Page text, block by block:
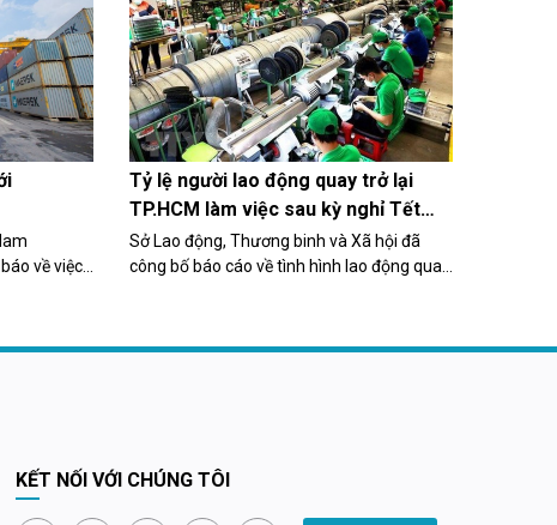
về việc
Tỷ lệ người lao động quay trở lại
TP.HCM làm việc sau kỳ nghỉ Tết
đạt 97%
Sở Lao động, Thương binh và Xã hội đã
công bố báo cáo về tình hình lao động quay
KẾT NỐI VỚI CHÚNG TÔI